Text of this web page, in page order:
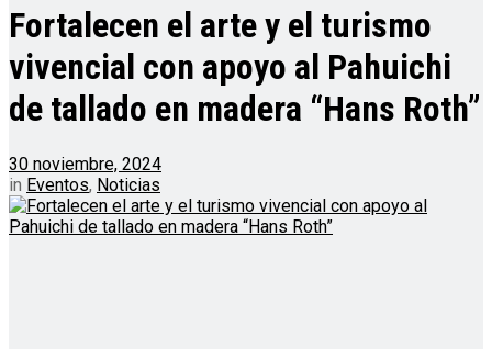
Fortalecen el arte y el turismo
vivencial con apoyo al Pahuichi
de tallado en madera “Hans Roth”
30 noviembre, 2024
in Eventos, Noticias